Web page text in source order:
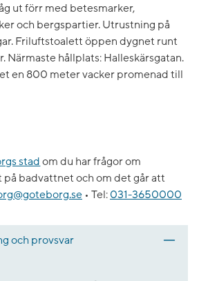
ut förr med betesmarker,
och bergspartier. Utrustning på
Friluftstoalett öppen dygnet runt
Närmaste hållplats: Halleskärsgatan.
en 800 meter vacker promenad till
stadom du har frågor om
badvattnet och om det går att
• Tel: 031-3650000
och provsvar